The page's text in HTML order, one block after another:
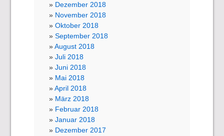
Dezember 2018
November 2018
Oktober 2018
September 2018
August 2018
Juli 2018
Juni 2018
Mai 2018
April 2018
März 2018
Februar 2018
Januar 2018
Dezember 2017